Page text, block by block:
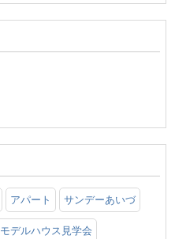
アパート サンデーあいづ
モデルハウス見学会